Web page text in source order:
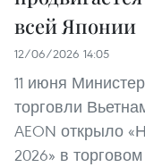
всей Японии
12/06/2026 14:05
11 июня
торговли
AEON открыло
2026» в